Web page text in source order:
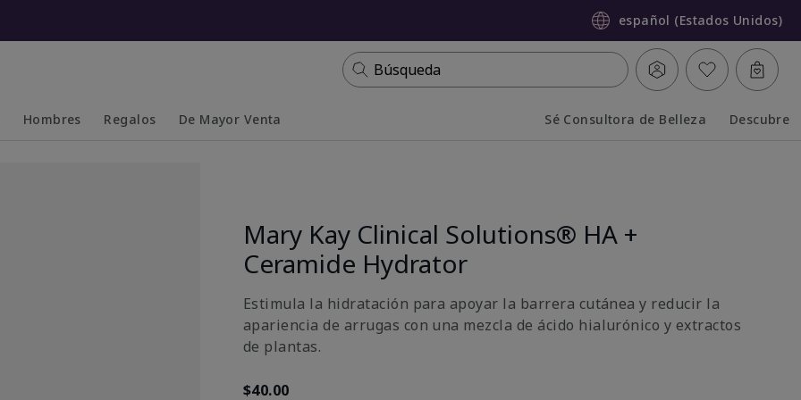
español (Estados Unidos)
Búsqueda
Hombres Regalos De Mayor Venta Sé Consultora de Belleza Descubre
Mary Kay Clinical Solutions® HA +
Ceramide Hydrator
Estimula la hidratación para apoyar la barrera cutánea y reducir la
apariencia de arrugas con una mezcla de ácido hialurónico y extractos
de plantas.
$40.00